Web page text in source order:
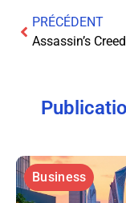
PRÉCÉDENT
Business